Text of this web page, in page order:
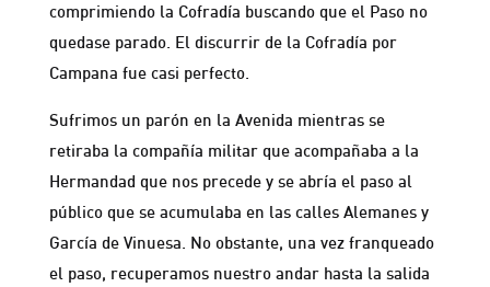
comprimiendo la Cofradía buscando que el Paso no
quedase parado. El discurrir de la Cofradía por
Campana fue casi perfecto.
Sufrimos un parón en la Avenida mientras se
retiraba la compañía militar que acompañaba a la
Hermandad que nos precede y se abría el paso al
público que se acumulaba en las calles Alemanes y
García de Vinuesa. No obstante, una vez franqueado
el paso, recuperamos nuestro andar hasta la salida